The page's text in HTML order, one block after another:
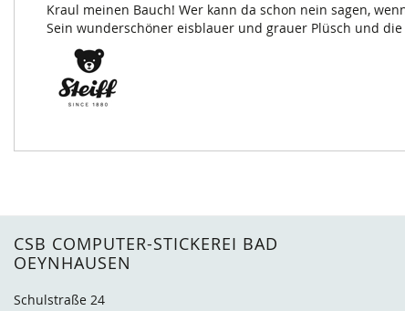
Kraul meinen Bauch! Wer kann da schon nein sagen,
Sein wunderschöner eisblauer und grauer Plüsch und
CSB COMPUTER-STICKEREI BAD
OEYNHAUSEN
Schulstraße 24